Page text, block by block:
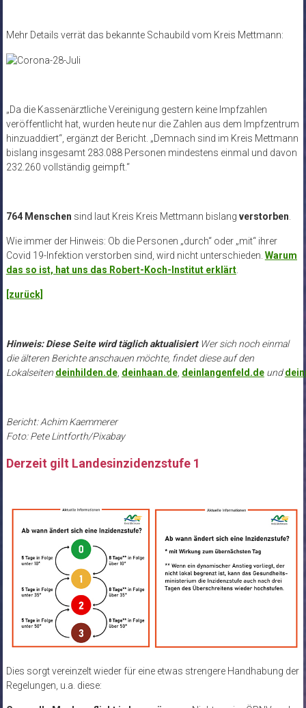
Mehr Details verrät das bekannte Schaubild vom Kreis Mettmann:
„Da die Kassenärztliche Vereinigung gestern keine Impfzahlen
veröffentlicht hat, wurden heute nur die Zahlen aus dem Impfzentrum
hinzuaddiert“, ergänzt der Bericht. „Demnach sind im Kreis Mettmann
bislang insgesamt 283.088 Personen mindestens einmal und davon
232.260 vollständig geimpft.“
764 Menschen sind laut Kreis Kreis Mettmann bislang verstorben
Wie immer der Hinweis: Ob die Personen „durch“ oder „mit“ ihrer
Covid 19-Infektion verstorben sind, wird nicht unterschieden. Warum
das so ist, hat uns das Robert-Koch-Institut erklärt.
[zurück]
Hinweis: Diese Seite wird täglich aktualisiert Wer sich noch einmal
die älteren Berichte anschauen möchte, findet diese auf den
Lokalseiten deinhilden.de, deinhaan.de, deinlangenfeld.deund
Bericht: Achim Kaemmerer
Foto: Pete Lintforth/Pixabay
Derzeit gilt Landesinzidenzstufe 1
Dies sorgt vereinzelt wieder für eine etwas strengere Handhabung der
Regelungen, u.a. diese: